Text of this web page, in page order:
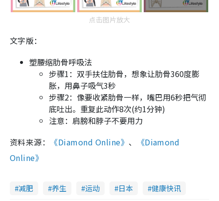
点击图片放大
文字版：
塑腰缩肋骨呼吸法
步骤1：双手扶住肋骨，想象让肋骨360度膨
胀，用鼻子吸气3秒
步骤2：像要收紧肋骨一样，嘴巴用6秒把气彻
底吐出。重复此动作8次(约1分钟)
注意：肩膀和脖子不要用力
资料来源：
《Diamond Online》 、
《Diamond
Online》
减肥 养生 运动 日本 健康快讯